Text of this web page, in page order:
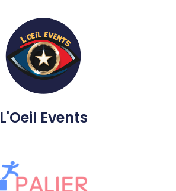
L'Oeil Events